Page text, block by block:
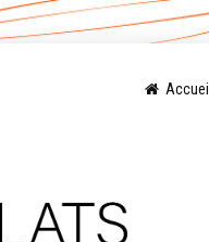
Accueil